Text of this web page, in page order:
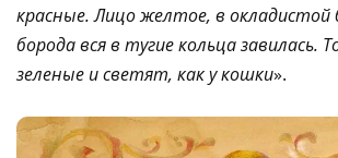
красные. Лицо желтое, в окладистой
борода вся в тугие кольца завилась.
зеленые и светят, как у кошки».